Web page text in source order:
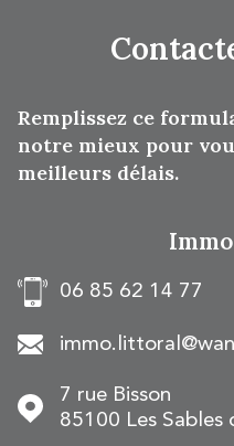
Remplissez ce
notre mieux pour
meilleurs délais.
06 85 62 14 77
7 rue Bisson
85100
Les